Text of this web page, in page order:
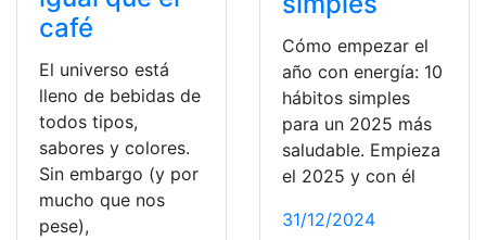
café
El universo está
lleno de bebidas de
todos tipos,
sabores y colores.
Sin embargo (y por
mucho que nos
pese),
Cómo empezar el
año con energía: 10
hábitos simples
para un 2025 más
saludable. Empieza
el 2025 y con él
31/12/2024